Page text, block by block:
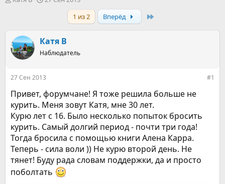
т
е
а
ч
а
1 из 2
Вперёд
Катя В
Наблюдатель
27 Сен 2013 #1
Привет, форумчане! Я тоже решила больше не
курить. Меня зовут Катя, мне 30 лет.
Курю лет с 16. Было несколько попыток бросить
курить. Самый долгий период - почти три года!
Тогда бросила с помощью книги Алена Карра.
Теперь - сила воли )) Не курю второй день. Не
тянет! Буду рада словам поддержки, да и просто
поболтать